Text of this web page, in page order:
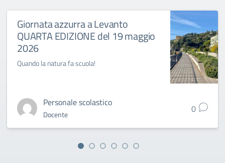
Giornata azzurra a Levanto
QUARTA EDIZIONE del 19 maggio
2026
Quando la natura fa scuola!
Personale scolastico
Docente 0